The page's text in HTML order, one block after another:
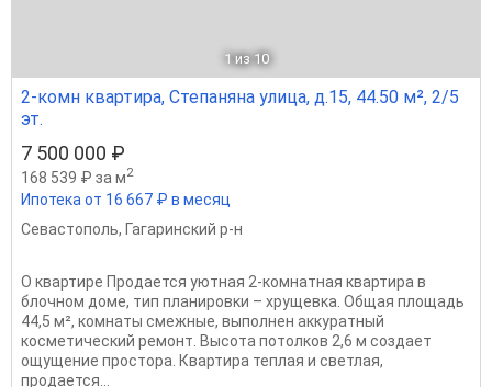
1 из 10
2-комн квартира, Степаняна улица, д.15, 44.50 м², 2/5
эт.
7 500 000 ₽
168 539 ₽ за м2
Ипотека от 16 667 ₽ в месяц
Севастополь, Гагаринский р-н
О квартире Продается уютная 2-комнатная квартира в
блочном доме, тип планировки – хрущевка. Общая площадь
44,5 м², комнаты смежные, выполнен аккуратный
косметический ремонт. Высота потолков 2,6 м создает
ощущение простора. Квартира теплая и светлая,
продается...